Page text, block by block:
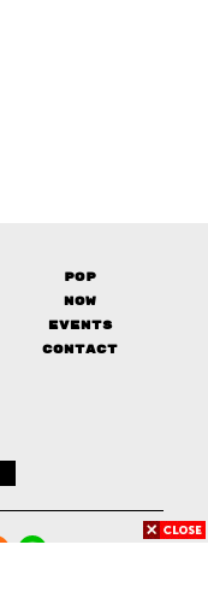
Pop
Now
Events
Contact